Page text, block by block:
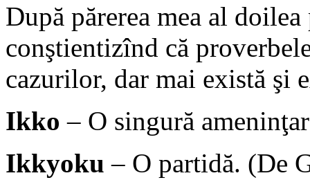
După părerea mea al
conştientizînd că
cazurilor, dar mai există şi
Ikko– O singură
Ikkyoku– O partidă. (De